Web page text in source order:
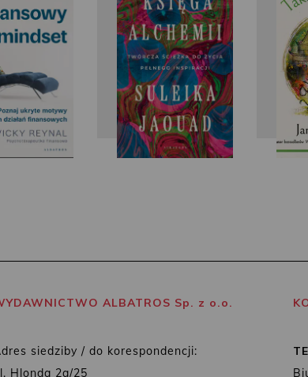
Suleika
ALBATROS Sp. z o.o.
siedziby / do korespondencji:
Hlonda 2a/25